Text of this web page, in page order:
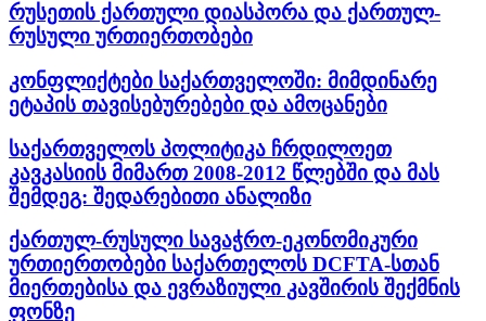
რუსეთის ქართული დიასპორა და ქართულ-
რუსული ურთიერთობები
კონფლიქტები საქართველოში: მიმდინარე
ეტაპის თავისებურებები და ამოცანები
საქართველოს პოლიტიკა ჩრდილოეთ
კავკასიის მიმართ 2008-2012 წლებში და მას
შემდეგ: შედარებითი ანალიზი
ქართულ-რუსული სავაჭრო-ეკონომიკური
ურთიერთობები საქართელოს DCFTA-სთან
მიერთებისა და ევრაზიული კავშირის შექმნის
ფონზე